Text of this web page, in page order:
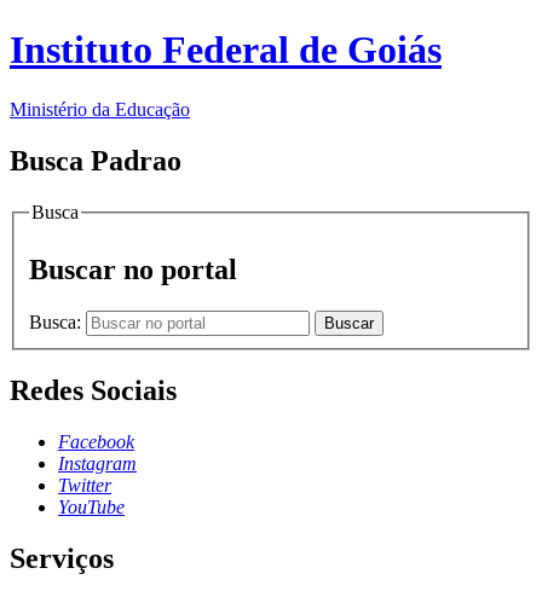
Instituto Federal de Goiás
Ministério da Educação
Busca Padrao
Busca
Buscar no portal
Busca: Buscar
Redes Sociais
Facebook
Instagram
Twitter
YouTube
Serviços